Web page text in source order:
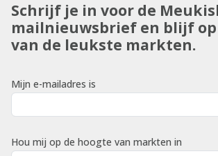
Schrijf je in voor de
mailnieuwsbrief en blijf
van de leukste markten.
Mijn e-mailadres is
Hou mij op de hoogte van markten in